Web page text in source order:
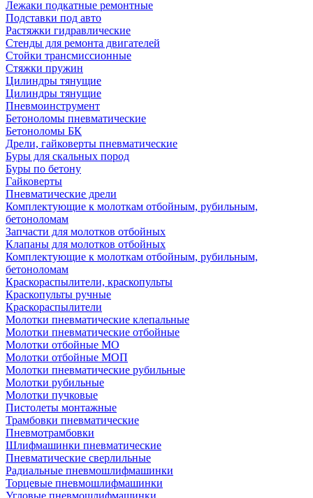
Лежаки подкатные ремонтные
Подставки под авто
Растяжки гидравлические
Стенды для ремонта двигателей
Стойки трансмиссионные
Стяжки пружин
Цилиндры тянущие
Цилиндры тянущие
Пневмоинструмент
Бетоноломы пневматические
Бетоноломы БК
Дрели, гайковерты пневматические
Буры для скальных пород
Буры по бетону
Гайковерты
Пневматические дрели
Комплектующие к молоткам отбойным, рубильным,
бетоноломам
Запчасти для молотков отбойных
Клапаны для молотков отбойных
Комплектующие к молоткам отбойным, рубильным,
бетоноломам
Краскораспылители, краскопульты
Краскопульты ручные
Краскораспылители
Молотки пневматические клепальные
Молотки пневматические отбойные
Молотки отбойные МО
Молотки отбойные МОП
Молотки пневматические рубильные
Молотки рубильные
Молотки пучковые
Пистолеты монтажные
Трамбовки пневматические
Пневмотрамбовки
Шлифмашинки пневматические
Пневматические сверлильные
Радиальные пневмошлифмашинки
Торцевые пневмошлифмашинки
Угловые пневмошлифмашинки